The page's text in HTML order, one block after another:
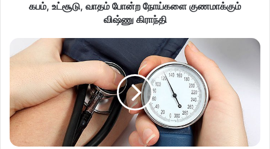
கபம், உட்சூடு, வாதம் போன்ற நோய்களை குணமாக்கும்
விஷ்ணு கிராந்தி